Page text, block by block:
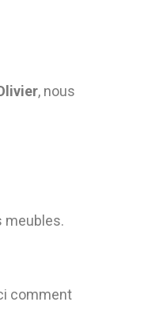
, nous
meubles.
comment